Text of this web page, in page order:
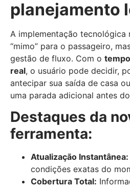
planejamento
A implementação tecnológica
“mimo” para o passageiro,
gestão de fluxo. Com o
real, o usuário pode decidir,
antecipar sua saída de casa
uma parada adicional antes
Destaques da
ferramenta:
Atualização Instantânea:
condições exatas do
Cobertura Total: